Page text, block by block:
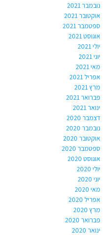
נובמבר 2021
אוקטובר 2021
ספטמבר 2021
אוגוסט 2021
יולי 2021
יוני 2021
מאי 2021
אפריל 2021
מרץ 2021
פברואר 2021
ינואר 2021
דצמבר 2020
נובמבר 2020
אוקטובר 2020
ספטמבר 2020
אוגוסט 2020
יולי 2020
יוני 2020
מאי 2020
אפריל 2020
מרץ 2020
פברואר 2020
ינואר 2020